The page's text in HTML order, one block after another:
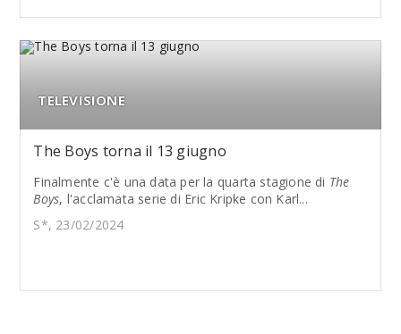
TELEVISIONE
The Boys torna il 13 giugno
Finalmente c'è una data per la quarta stagione di The
Boys, l'acclamata serie di Eric Kripke con Karl...
S*, 23/02/2024